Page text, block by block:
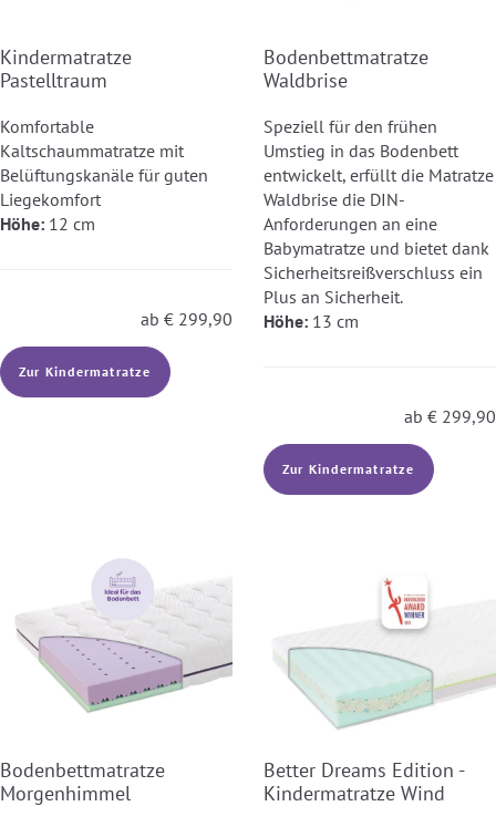
Kindermatratze
Pastelltraum
Komfortable
Kaltschaummatratze mit
Belüftungskanäle für guten
Liegekomfort
Höhe: 12 cm
ab € 299,90
Zur Kindermatratze
Bodenbettmatratze
Waldbrise
Speziell für den frühen
Umstieg in das Bodenbett
entwickelt, erfüllt die Matratze
Waldbrise die DIN-
Anforderungen an eine
Babymatratze und bietet dank
Sicherheitsreißverschluss ein
Plus an Sicherheit.
Höhe: 13 cm
ab € 299,90
Zur Kindermatratze
Bodenbettmatratze
Morgenhimmel
Better Dreams Edition -
Kindermatratze Wind